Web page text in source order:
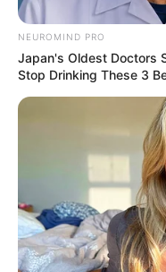
NEUROMIND PRO
Japan's Oldest Doctors
Stop Drinking These 3